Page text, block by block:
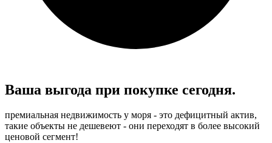
Ваша выгода при покупке сегодня.
премиальная недвижимость у моря - это дефицитный актив,
такие объекты не дешевеют - они переходят в более высокий
ценовой сегмент!